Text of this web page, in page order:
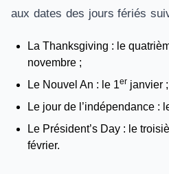
aux dates des jours fériés
La Thanksgiving : le
novembre ;
Le Nouvel An : le 1er janvier ;
Le jour de l’indépendance :
Le Président’s Day : le
février.